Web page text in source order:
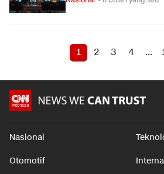
1 2 3 4 ...
Nasional
Otomotif